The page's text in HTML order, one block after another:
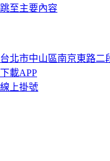
跳至主要內容
台北市中山區南京東路二
下載APP
線上掛號